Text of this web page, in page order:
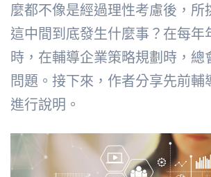
麼都不像是經過理性考慮後，所
這中間到底發生什麼事？在每年
時，在輔導企業策略規劃時，總
問題。接下來，作者分享先前輔
進行說明。